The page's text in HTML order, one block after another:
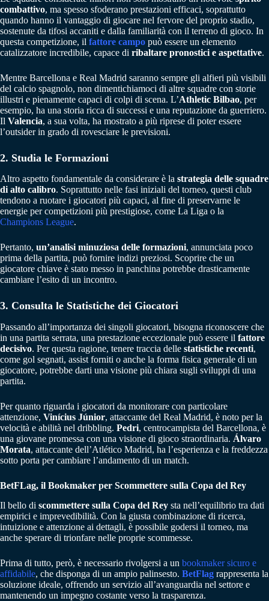
combattivo, ma spesso sfoderano prestazioni efficaci, soprattutto
quando hanno il vantaggio di giocare nel fervore del proprio stadio,
sostenute da tifosi accaniti e dalla familiarità con il terreno di gioco. In
questa competizione, il fattore campo può essere un elemento
catalizzatore incredibile, capace di ribaltare pronostici e aspettative.
Mentre Barcellona e Real Madrid saranno sempre gli alfieri più visibili
del calcio spagnolo, non dimentichiamoci di altre squadre con storie
illustri e pienamente capaci di colpi di scena. L’Athletic Bilbao, per
esempio, ha una storia ricca di successi e una reputazione da guerriero.
Il Valencia, a sua volta, ha mostrato a più riprese di poter essere
l’outsider in grado di rovesciare le previsioni.
2. Studia le Formazioni
Altro aspetto fondamentale da considerare è la strategia delle squadre
di alto calibro. Soprattutto nelle fasi iniziali del torneo, questi club
tendono a ruotare i giocatori più capaci, al fine di preservarne le
energie per competizioni più prestigiose, come La Liga o la
Champions League.
Pertanto, un’analisi minuziosa delle formazioni, annunciata poco
prima della partita, può fornire indizi preziosi. Scoprire che un
giocatore chiave è stato messo in panchina potrebbe drasticamente
cambiare l’esito di un incontro.
3. Consulta le Statistiche dei Giocatori
Passando all’importanza dei singoli giocatori, bisogna riconoscere che
in una partita serrata, una prestazione eccezionale può essere il fattore
decisivo. Per questa ragione, tenere traccia delle statistiche recenti,
come gol segnati, assist forniti o anche la forma fisica generale di un
giocatore, potrebbe darti una visione più chiara sugli sviluppi di una
partita.
Per quanto riguarda i giocatori da monitorare con particolare
attenzione, Vinícius Júnior, attaccante del Real Madrid, è noto per la
velocità e abilità nel dribbling. Pedri, centrocampista del Barcellona, è
una giovane promessa con una visione di gioco straordinaria. Álvaro
Morata, attaccante dell’Atlético Madrid, ha l’esperienza e la freddezza
sotto porta per cambiare l’andamento di un match.
BetFLag, il Bookmaker per Scommettere sulla Copa del Rey
Il bello di scommettere sulla Copa del Rey sta nell’equilibrio tra dati
empirici e imprevedibilità. Con la giusta combinazione di ricerca,
intuizione e attenzione ai dettagli, è possibile godersi il torneo, ma
anche sperare di trionfare nelle proprie scommesse.
Prima di tutto, però, è necessario rivolgersi a un bookmaker sicuro e
affidabile, che disponga di un ampio palinsesto. BetFlag rappresenta la
soluzione ideale, offrendo un servizio all’avanguardia nel settore e
mantenendo un impegno costante verso la trasparenza.